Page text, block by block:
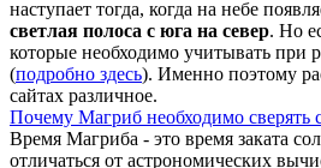
наступает тогда, когда на небе
светлая полоса с юга на север. Но
которые необходимо учитывать при
(подробно здесь). Именно поэтому
сайтах различное.
Почему Магриб необходимо сверять
Время Магриба - это время заката
отличаться от астрономических